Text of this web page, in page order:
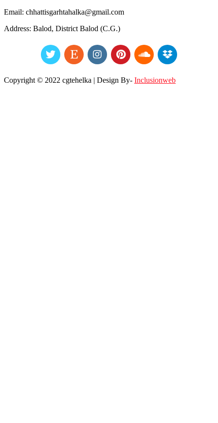
Email: chhattisgarhtahalka@gmail.com
Address: Balod, District Balod (C.G.)
Copyright © 2022 cgtehelka | Design By- Inclusionweb